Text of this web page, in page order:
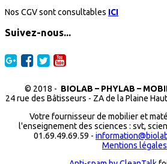
Nos CGV sont consultables ICI
Suivez-nous...
© 2018 - BIOLAB – PHYLAB –
24 rue des Bâtisseurs - ZA de la Plaine
Votre fournisseur de mobilier et
l'enseignement des sciences : svt,
01.69.49.69.59 -
Mentions légales